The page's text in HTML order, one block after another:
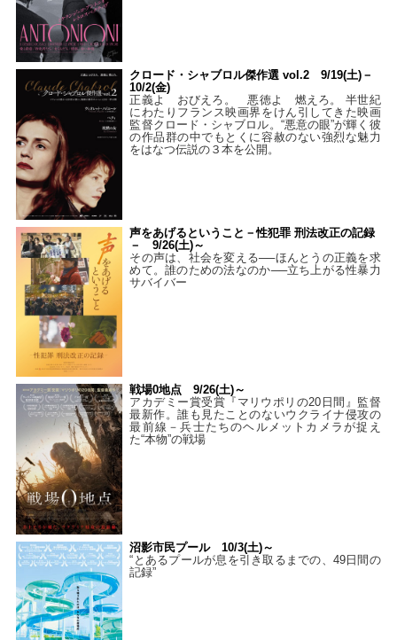
クロード・シャブロル傑作選 vol.2 9/19(土)－
10/2(金)
正義よ おびえろ。 悪徳よ 燃えろ。 半世紀
にわたりフランス映画界をけん引してきた映画
監督クロード・シャブロル。“悪意の眼”が輝く彼
の作品群の中でもとくに容赦のない強烈な魅力
をはなつ伝説の３本を公開。
声をあげるということ－性犯罪 刑法改正の記録
－ 9/26(土)～
その声は、社会を変える──ほんとうの正義を求
めて。誰のための法なのか──立ち上がる性暴力
サバイバー
戦場0地点 9/26(土)～
アカデミー賞受賞『マリウポリの20日間』監督
最新作。誰も見たことのないウクライナ侵攻の
最前線－兵士たちのヘルメットカメラが捉え
た“本物”の戦場
沼影市民プール 10/3(土)～
“とあるプールが息を引き取るまでの、49日間の
記録”